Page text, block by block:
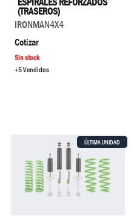
(TRASEROS)
IRONMAN4X4
Cotizar
Sin stock
+5 Vendidos
ÚLTIMA UNIDAD